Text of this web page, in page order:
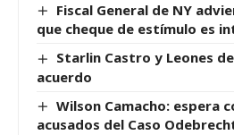
Fiscal General de NY
que cheque de estímulo es
Starlin Castro y Leones
acuerdo
Wilson Camacho: espera
acusados del Caso